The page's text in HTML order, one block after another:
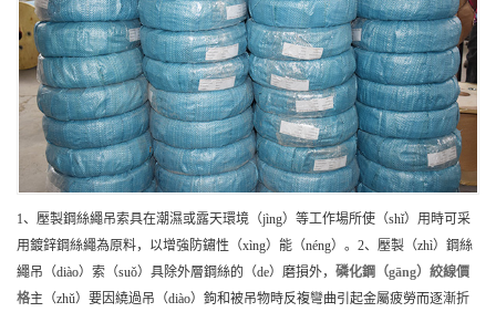
1、壓製鋼絲繩吊索具在潮濕或露天環境（jìng）等工作場所使（shǐ）用時可采
用鍍鋅鋼絲繩為原料，以增強防鏽性（xìng）能（néng）。2、壓製（zhì）鋼絲
繩吊（diào）索（suǒ）具除外層鋼絲的（de）磨損外， 磷化鋼（gāng）絞線價
格主（zhǔ）要因繞過吊（diào）鉤和被吊物時反複彎曲引起金屬疲勞而逐漸折